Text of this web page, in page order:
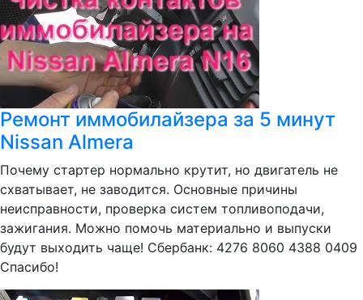
Ремонт иммобилайзера за 5 минут
Nissan Almera
Почему стартер нормально крутит, но двигатель не
схватывает, не заводится. Основные причины
неисправности, проверка систем топливоподачи,
зажигания. Можно помочь материально и выпуски
будут выходить чаще! Сбербанк: 4276 8060 4388 0409
Спасибо!